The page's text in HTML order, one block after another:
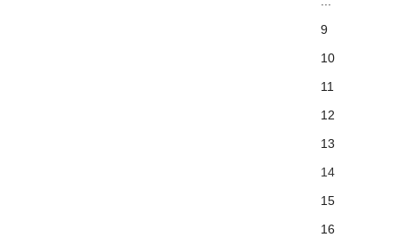
9
10
11
12
13
14
15
16